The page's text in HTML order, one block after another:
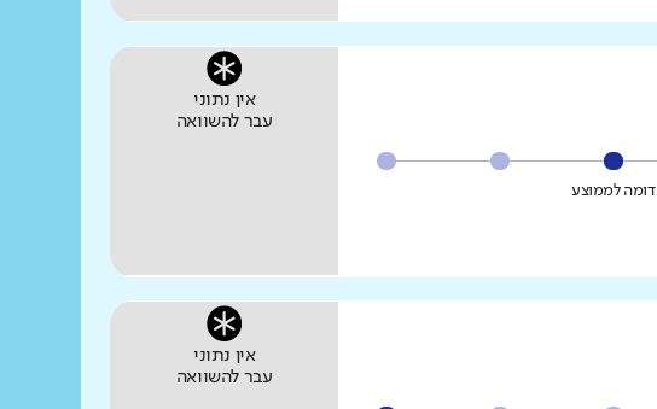
דומה לממוצע
אין נתוני
עבר להשוואה
אין נתוני
עבר להשוואה